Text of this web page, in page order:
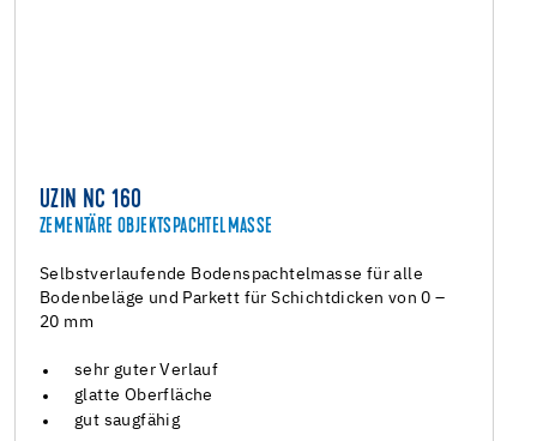
UZIN NC 160
ZEMENTÄRE OBJEKTSPACHTELMASSE
Selbstverlaufende Bodenspachtelmasse für alle
Bodenbeläge und Parkett für Schichtdicken von 0 –
20 mm
sehr guter Verlauf
glatte Oberfläche
gut saugfähig